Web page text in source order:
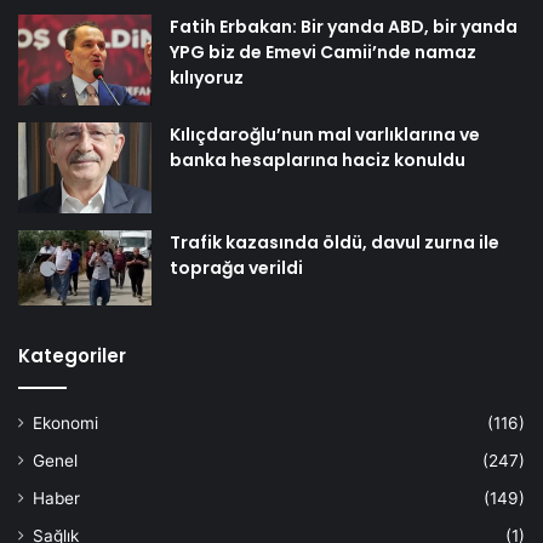
Fatih Erbakan: Bir yanda ABD, bir yanda
YPG biz de Emevi Camii’nde namaz
kılıyoruz
Kılıçdaroğlu’nun mal varlıklarına ve
banka hesaplarına haciz konuldu
Trafik kazasında öldü, davul zurna ile
toprağa verildi
Kategoriler
Ekonomi
(116)
Genel
(247)
Haber
(149)
Sağlık
(1)